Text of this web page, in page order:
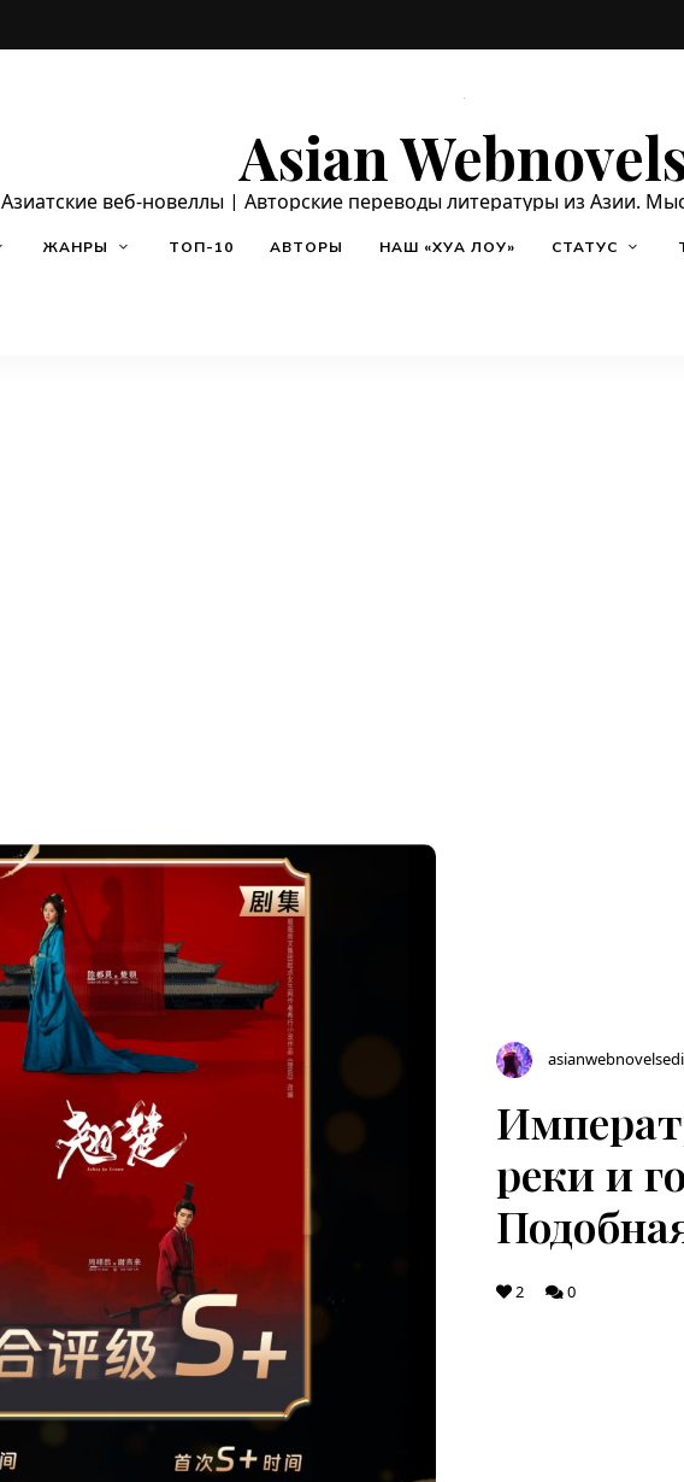
Asian
Азиатские веб-новеллы | Авторские переводы литературы из Азии.
ЖАНРЫ ТОП-10 АВТОРЫ НАШ «ХУА ЛОУ» СТАТУС
реки и
2 0